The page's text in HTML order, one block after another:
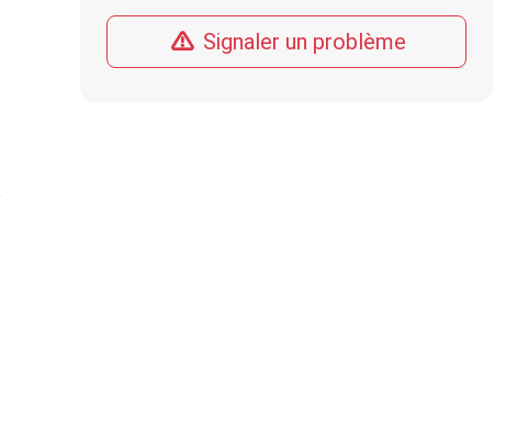
Signaler un problème